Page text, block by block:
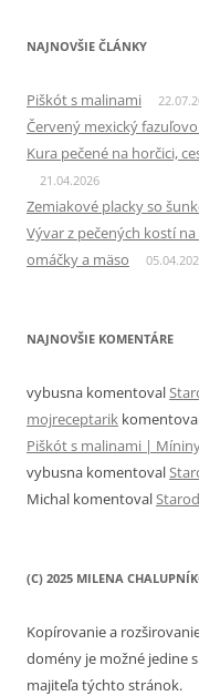
NAJNOVŠIE ČLÁNKY
Piškót s malinami
Červený mexický
Kura pečené na horčici,
21.04.2026
Zemiakové placky so
Vývar z pečených kostí
omáčky a mäso
NAJNOVŠIE KOMENTÁRE
vybusna komentoval
mojreceptarik
Piškót s malinami |
vybusna komentoval
Michal komentoval
(C) 2025 MILENA
Kopírovanie a
domény je možné jedine
majiteľa týchto stránok.